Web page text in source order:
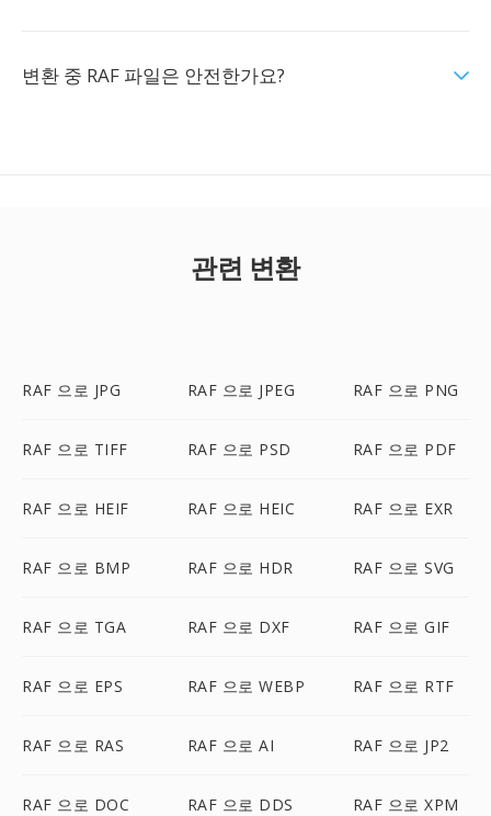
변환 중 RAF 파일은 안전한가요?
관련 변환
RAF 으로 JPG RAF 으로 JPEG RAF 으로 PNG
RAF 으로 TIFF RAF 으로 PSD RAF 으로 PDF
RAF 으로 HEIF RAF 으로 HEIC RAF 으로 EXR
RAF 으로 BMP RAF 으로 HDR RAF 으로 SVG
RAF 으로 TGA RAF 으로 DXF RAF 으로 GIF
RAF 으로 EPS RAF 으로 WEBP RAF 으로 RTF
RAF 으로 RAS RAF 으로 AI RAF 으로 JP2
RAF 으로 DOC RAF 으로 DDS RAF 으로 XPM